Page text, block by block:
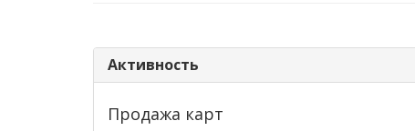
Активность
Продажа карт